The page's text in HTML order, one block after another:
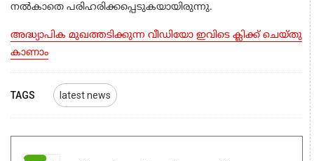
നല്‍കാതെ പരിഹരിക്കപ്പെടുകയായിരുന്നു.
അദ്ധ്യാപിക മുഖത്തടിക്കുന്ന വീഡിയോ ഇവിടെ ക്ലിക്ക് ചെയ്തു
കാണാം
TAGS latest news